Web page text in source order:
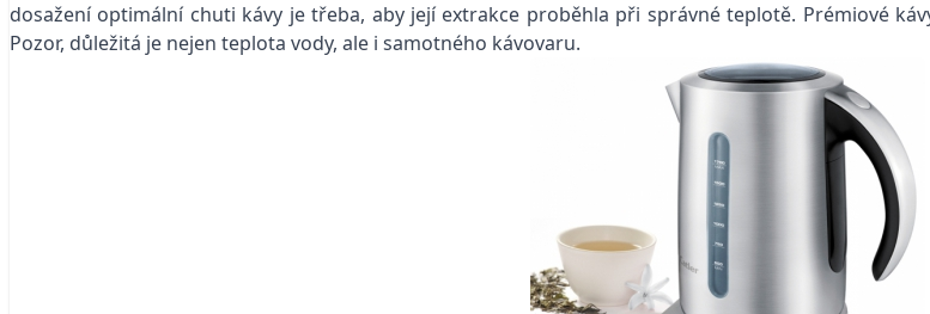
dosažení optimální chuti kávy je třeba, aby její extrakce proběhla při správné teplotě. Prémiové
Pozor, důležitá je nejen teplota vody, ale i samotného kávovaru.